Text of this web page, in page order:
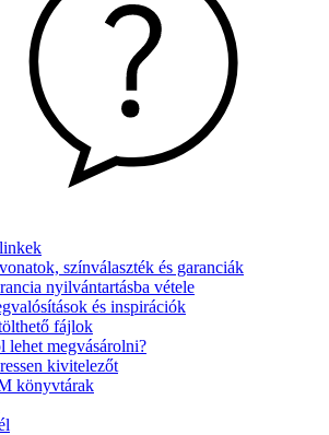
színválaszték és garanciák
nyilvántartásba vétele
és inspirációk
fájlok
lehet megvásárolni?
kivitelezőt
könyvtárak